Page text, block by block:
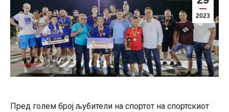
2023
Пред голем број љубители на спортот на спортскиот